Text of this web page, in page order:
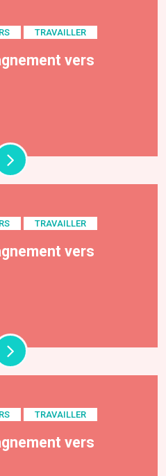
TRAVAILLER
vers
TRAVAILLER
vers
TRAVAILLER
vers